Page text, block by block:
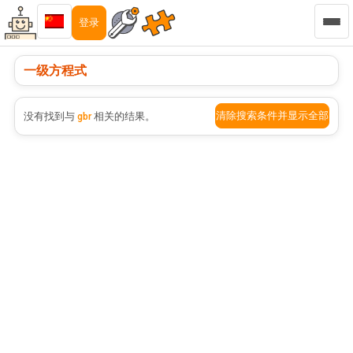
登录
一级方程式
没有找到与 gbr相关的结果。 清除搜索条件并显示全部